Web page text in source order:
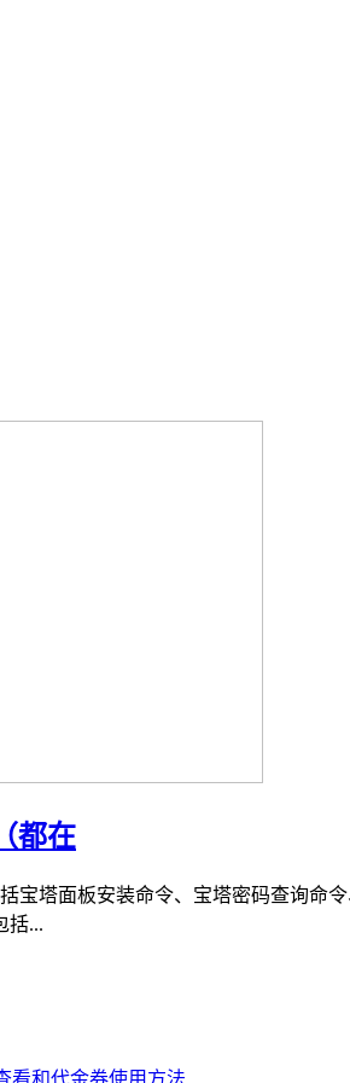
都在
宝塔面板安装命令、宝塔密码查询命
括...
看和代金券使用方法